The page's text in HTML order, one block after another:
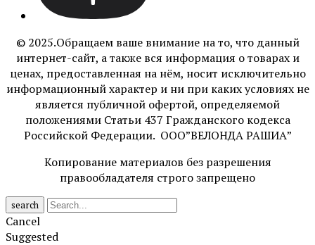
© 2025.Обращаем ваше внимание на то, что данный
интернет-сайт, а также вся информация о товарах и
ценах, предоставленная на нём, носит исключительно
информационный характер и ни при каких условиях не
является публичной офертой, определяемой
положениями Статьи 437 Гражданского кодекса
Российской Федерации. ООО”ВЕЛОНДА РАШИА”
Копирование материалов без разрешения
правообладателя строго запрещено
search
Cancel
Suggested